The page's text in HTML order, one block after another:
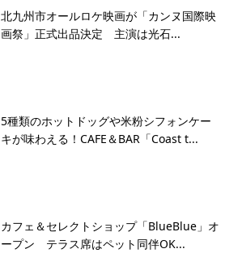
北九州市オールロケ映画が「カンヌ国際映
画祭」正式出品決定 主演は光石...
5種類のホットドッグや米粉シフォンケー
キが味わえる！CAFE＆BAR「Coast t...
カフェ＆セレクトショップ「BlueBlue」オ
ープン テラス席はペット同伴OK...